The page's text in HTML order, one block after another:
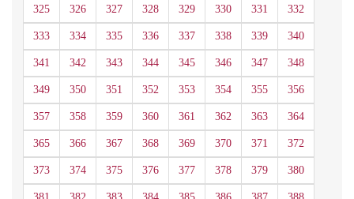
325 326 327 328 329 330 331 332
333 334 335 336 337 338 339 340
341 342 343 344 345 346 347 348
349 350 351 352 353 354 355 356
357 358 359 360 361 362 363 364
365 366 367 368 369 370 371 372
373 374 375 376 377 378 379 380